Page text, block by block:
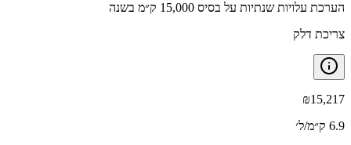
הערכת עלויות שנתיות על בסיס 15,000 ק״מ בשנה
צריכת דלק
₪15,217
6.9 ק״מ/ל׳